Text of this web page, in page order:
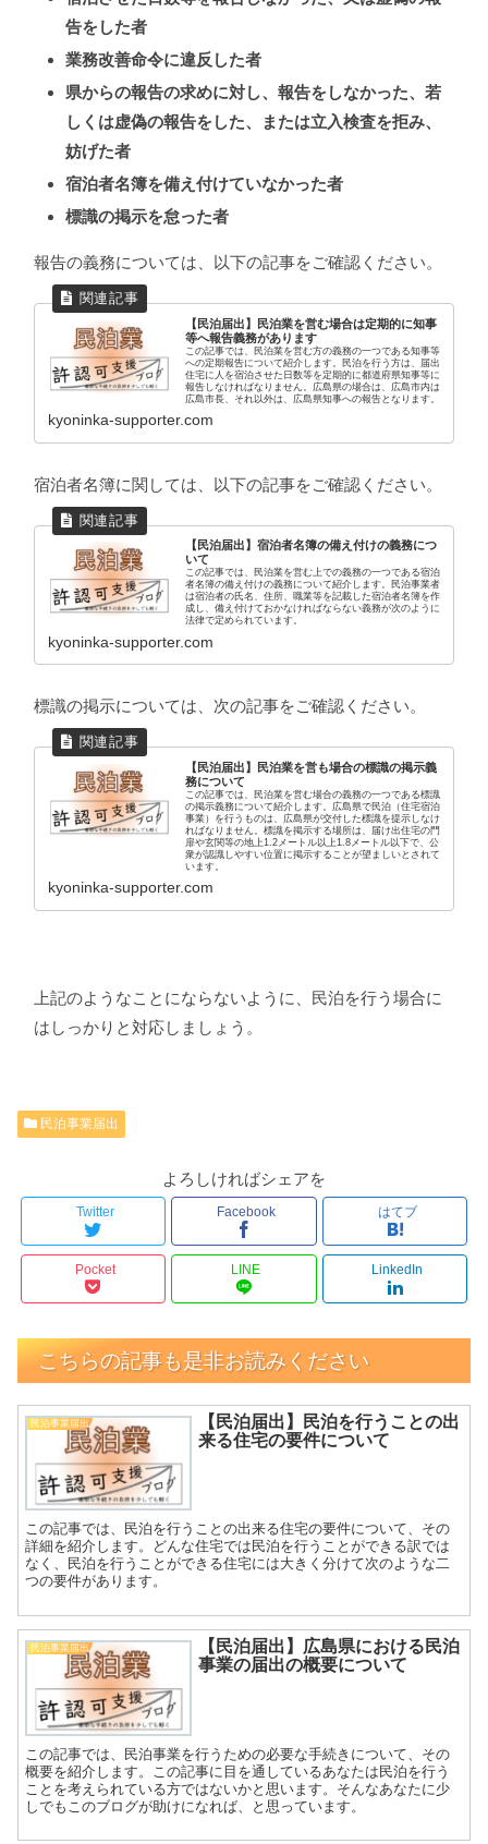
告をした者
業務改善命令に違反した者
県からの報告の求めに対し、報告をしなかった、若
しくは虚偽の報告をした、または立入検査を拒み、
妨げた者
宿泊者名簿を備え付けていなかった者
標識の掲示を怠った者
報告の義務については、以下の記事をご確認ください。
【民泊届出】民泊業を営む場合は定期的に知事
等へ報告義務があります
この記事では、民泊業を営む方の義務の一つである知事等
への定期報告について紹介します。民泊を行う方は、届出
住宅に人を宿泊させた日数等を定期的に都道府県知事等に
報告しなければなりません。広島県の場合は、広島市内は
広島市長、それ以外は、広島県知事への報告となります。
kyoninka-supporter.com
宿泊者名簿に関しては、以下の記事をご確認ください。
【民泊届出】宿泊者名簿の備え付けの義務につ
いて
この記事では、民泊業を営む上での義務の一つである宿泊
者名簿の備え付けの義務について紹介します。民泊事業者
は宿泊者の氏名、住所、職業等を記載した宿泊者名簿を作
成し、備え付けておかなければならない義務が次のように
法律で定められています。
kyoninka-supporter.com
標識の掲示については、次の記事をご確認ください。
【民泊届出】民泊業を営も場合の標識の掲示義
務について
この記事では、民泊業を営む場合の義務の一つである標識
の掲示義務について紹介します。広島県で民泊（住宅宿泊
事業）を行うものは、広島県が交付した標識を提示しなけ
ればなりません。標識を掲示する場所は、届け出住宅の門
扉や玄関等の地上1.2メートル以上1.8メートル以下で、公
衆が認識しやすい位置に掲示することが望ましいとされて
います。
kyoninka-supporter.com
上記のようなことにならないように、民泊を行う場合に
はしっかりと対応しましょう。
民泊事業届出
よろしければシェアを
Twitter Facebook はてブ
Pocket LINE LinkedIn
こちらの記事も是非お読みください
民泊事業届出
【民泊届出】民泊を行うことの出
来る住宅の要件について
この記事では、民泊を行うことの出来る住宅の要件について、その
詳細を紹介します。どんな住宅では民泊を行うことができる訳では
なく、民泊を行うことができる住宅には大きく分けて次のような二
つの要件があります。
民泊事業届出
【民泊届出】広島県における民泊
事業の届出の概要について
この記事では、民泊事業を行うための必要な手続きについて、その
概要を紹介します。この記事に目を通しているあなたは民泊を行う
ことを考えられている方ではないかと思います。そんなあなたに少
しでもこのブログが助けになれば、と思っています。